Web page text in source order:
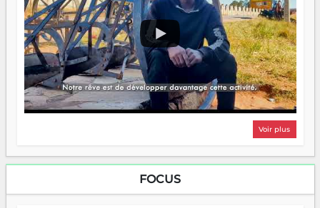
Voir plus
FOCUS